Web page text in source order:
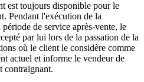
est toujours disponible pour le
Pendant l'exécution de la
de service après-vente, le
par lui lors de la passation de la
où le client le considère comme
actuel et informe le vendeur de
contraignant.